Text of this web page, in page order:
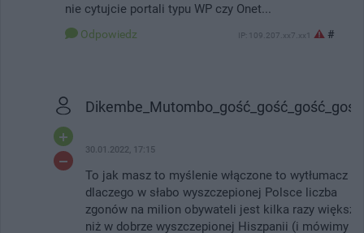
nie cytujcie portali typu WP czy Onet...
Odpowiedz IP: 109.207.xx7.xx1 #
Dikembe_Mutombo_gość_gość_gość_gość
30.01.2022, 17:15
To jak masz to myślenie włączone to wytłumacz
dlaczego w słabo wyszczepionej Polsce liczba
zgonów na milion obywateli jest kilka razy większa
niż w dobrze wyszczepionej Hiszpanii (i mówimy o